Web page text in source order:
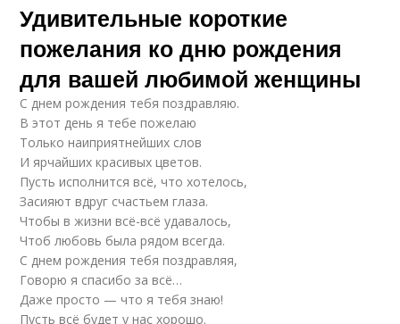
Удивительные короткие
пожелания ко дню рождения
для вашей любимой женщины
С днем рождения тебя поздравляю.
В этот день я тебе пожелаю
Только наиприятнейших слов
И ярчайших красивых цветов.
Пусть исполнится всё, что хотелось,
Засияют вдруг счастьем глаза.
Чтобы в жизни всё-всё удавалось,
Чтоб любовь была рядом всегда.
С днем рождения тебя поздравляя,
Говорю я спасибо за всё…
Даже просто — что я тебя знаю!
Пусть всё будет у нас хорошо.